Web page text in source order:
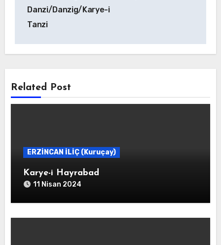
Danzi/Danzig/Karye-i
Tanzi
Related Post
ERZİNCAN İLİÇ (Kuruçay)
Karye-i Hayrabad
11 Nisan 2024